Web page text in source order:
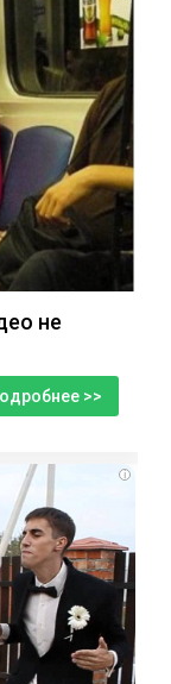
не
>>
i